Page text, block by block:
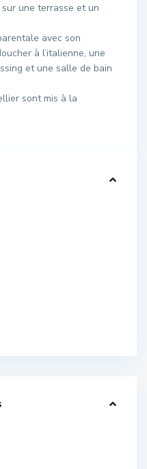
une terrasse et un
avec son
à l’italienne, une
et une salle de bain
sont mis à la